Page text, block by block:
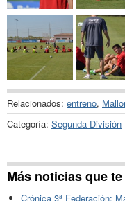
Relacionados: entreno,
Categoría: Segunda División
Más noticias que
Crónica 3ª Federación: